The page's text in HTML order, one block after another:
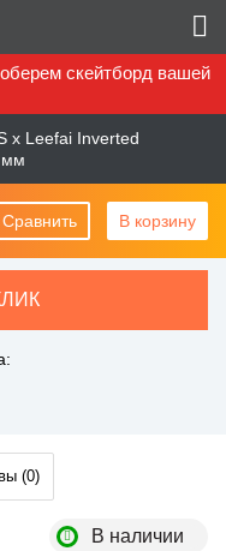
скейтборд вашей
x Leefai Inverted
мм
В корзину
Сравнить
(0)
В наличии